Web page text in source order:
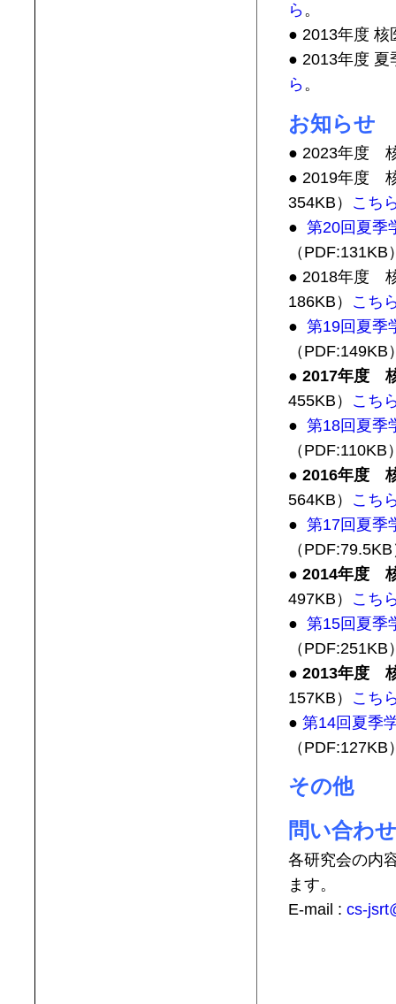
ら。
● 2013年度 核
● 2013年度 夏
ら。
お知らせ
● 2023年度
● 2019年度
354KB）
こち
● 第20回夏季
（PDF:131KB
● 2018年度
186KB）
こち
● 第19回夏季
（PDF:149KB
● 2017年度
455KB）
こち
● 第18回夏季
（PDF:110KB
● 2016年度
564KB）
こち
● 第17回夏季
（
● 2014年度
497KB）
こち
● 第15回夏季
（PDF:251KB
● 2013年度
157KB）
こち
● 第14回夏季
（PDF:127KB
その他
問い合わせ
各研究会の内
ます。
E-mail : cs-